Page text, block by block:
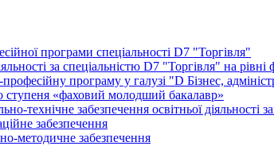
програми спеціальності D7 "Торгівля"
за спеціальністю D7 "Торгівля" на
професійну програму у галузі "D Бізнес,
ступеня «фаховий молодший бакалавр»
технічне забезпечення освітньої
забезпечення
методичне забезпечення